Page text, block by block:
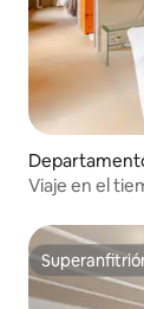
ch
Viaje en el